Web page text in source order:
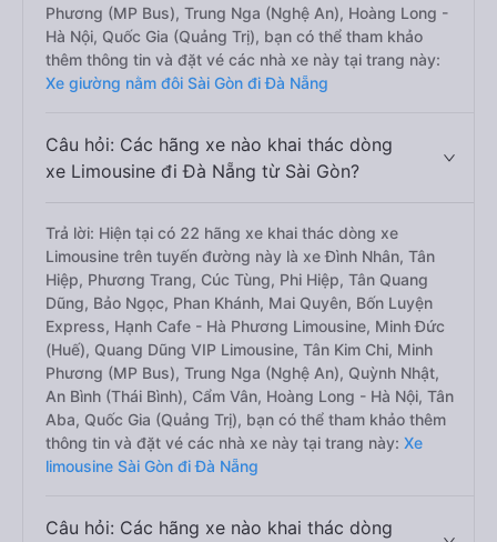
Phương (MP Bus), Trung Nga (Nghệ An), Hoàng Long -
Hà Nội, Quốc Gia (Quảng Trị), bạn có thể tham khảo
thêm thông tin và đặt vé các nhà xe này tại trang này:
Xe giường nằm đôi Sài Gòn đi Đà Nẵng
Câu hỏi: Các hãng xe nào khai thác dòng
xe Limousine đi Đà Nẵng từ Sài Gòn?
Trả lời: Hiện tại có 22 hãng xe khai thác dòng xe
Limousine trên tuyến đường này là xe Đình Nhân, Tân
Hiệp, Phương Trang, Cúc Tùng, Phi Hiệp, Tân Quang
Dũng, Bảo Ngọc, Phan Khánh, Mai Quyên, Bốn Luyện
Express, Hạnh Cafe - Hà Phương Limousine, Minh Đức
(Huế), Quang Dũng VIP Limousine, Tân Kim Chi, Minh
Phương (MP Bus), Trung Nga (Nghệ An), Quỳnh Nhật,
An Bình (Thái Bình), Cẩm Vân, Hoàng Long - Hà Nội, Tân
Aba, Quốc Gia (Quảng Trị), bạn có thể tham khảo thêm
thông tin và đặt vé các nhà xe này tại trang này: Xe
limousine Sài Gòn đi Đà Nẵng
Câu hỏi: Các hãng xe nào khai thác dòng